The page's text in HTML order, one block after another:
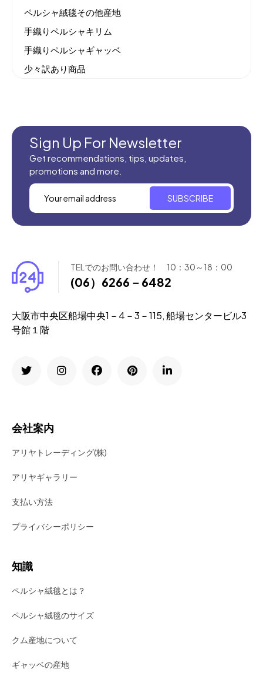
ペルシャ絨毯その他産地
手織りペルシャキリム
手織りペルシャギャッベ
少々訳あり商品
新商品入荷
Sign Up For Newsletter
Get recommendations, tips, updates,
promotions and more.
SUBSCRIBE
TELでのお問い合わせ！ 10：30～18：00
(06）6266－6482
大阪市中央区船場中央1－4－3－115, 船場センタービル3
号館１階
会社案内
アリヤトレーディング(株)
アリヤギャラリー
支払い方法
プライバシーポリシー
知識
ペルシャ絨毯とは？
ペルシャ絨毯のサイズ
クム産地について
ギャッベの産地